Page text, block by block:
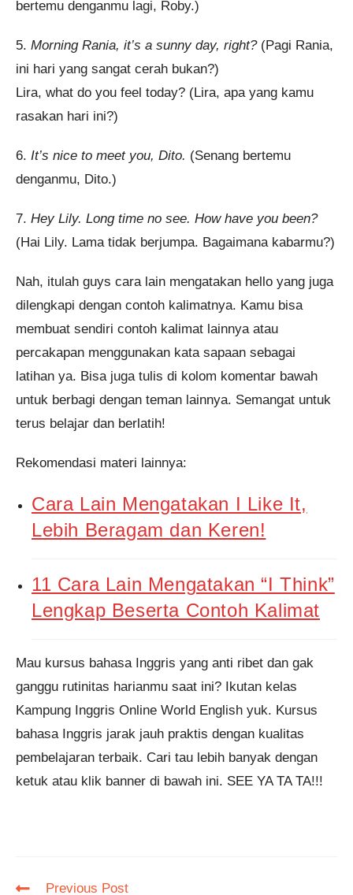
bertemu denganmu lagi, Roby.)
5. Morning Rania, it’s a sunny day, right?(Pagi Rania,
ini hari yang sangat cerah bukan?)
Lira, what do you feel today? (Lira, apa yang kamu
rasakan hari ini?)
6. It’s nice to meet you, Dito. (Senang bertemu
denganmu, Dito.)
7. Hey Lily. Long time no see. How have you been?
(Hai Lily. Lama tidak berjumpa. Bagaimana kabarmu?)
Nah, itulah guys cara lain mengatakan hello yang juga
dilengkapi dengan contoh kalimatnya. Kamu bisa
membuat sendiri contoh kalimat lainnya atau
percakapan menggunakan kata sapaan sebagai
latihan ya. Bisa juga tulis di kolom komentar bawah
untuk berbagi dengan teman lainnya. Semangat untuk
terus belajar dan berlatih!
Rekomendasi materi lainnya:
Cara Lain Mengatakan I Like It,
Lebih Beragam dan Keren!
11 Cara Lain Mengatakan “I Think”
Lengkap Beserta Contoh Kalimat
Mau kursus bahasa Inggris yang anti ribet dan gak
ganggu rutinitas harianmu saat ini? Ikutan kelas
Kampung Inggris Online World English yuk. Kursus
bahasa Inggris jarak jauh praktis dengan kualitas
pembelajaran terbaik. Cari tau lebih banyak dengan
ketuk atau klik banner di bawah ini. SEE YA TA TA!!!
Read
Previous Post